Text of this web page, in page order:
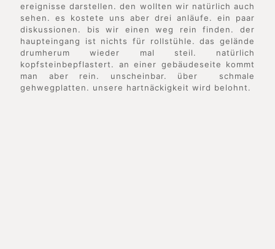
ereignisse darstellen. den wollten wir natürlich auch
sehen. es kostete uns aber drei anläufe. ein paar
diskussionen. bis wir einen weg rein finden. der
haupteingang ist nichts für rollstühle. das gelände
drumherum wieder mal steil. natürlich
kopfsteinbepflastert. an einer gebäudeseite kommt
man aber rein. unscheinbar. über schmale
gehwegplatten. unsere hartnäckigkeit wird belohnt.